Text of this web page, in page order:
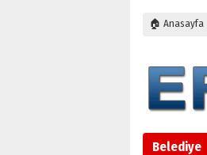
🏠 Anasayfa
Belediye